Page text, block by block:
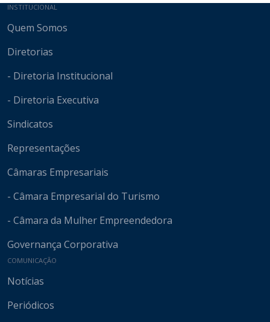
Mapa do site
INSTITUCIONAL
Quem Somos
Diretorias
- Diretoria Institucional
- Diretoria Executiva
Sindicatos
Representações
Câmaras Empresariais
- Câmara Empresarial do Turismo
- Câmara da Mulher Empreendedora
Governança Corporativa
COMUNICAÇÃO
Notícias
Periódicos